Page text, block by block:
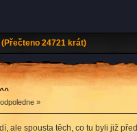
24721 krát)
»
ale spousta těch, co tu byli již